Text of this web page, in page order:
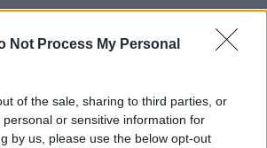
Not Process My Personal
of the sale, sharing to third parties, or
or sensitive information for
by us, please use the below opt-out